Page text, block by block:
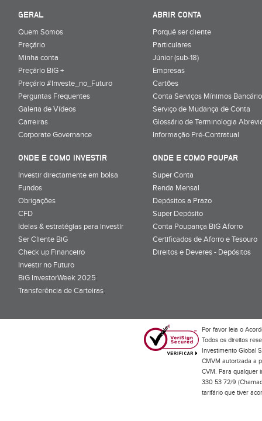
GERAL
Quem Somos
Preçário
Minha conta
Preçário BiG +
Preçário #Investe_no_Futuro
Perguntas Frequentes
Galeria de Vídeos
Carreiras
Corporate Governance
ABRIR CONTA
Porquê ser cliente
Particulares
Júnior (sub-18)
Empresas
Cartões
Conta Serviços Mínimos
Serviço de Mudança de Conta
Glossário de Terminologia
Informação Pré-Contratual
ONDE E COMO INVESTIR
Investir directamente em bolsa
Fundos
Obrigações
CFD
Ideias & estratégias para investir
Ser Cliente BiG
Check up Financeiro
Investir no Futuro
BiG InvestorWeek 2025;
Transferência de Carteiras;
ONDE E COMO POUPAR
Super Conta
Renda Mensal
Depósitos a Prazo
Super Depósito
Conta Poupança BiG Aforro
Certificados de Aforro e Tesouro
Direitos e Deveres - Depósitos
Por favor leia o
Todos os direitos
Investimento Global
CMVM autorizada a
CVM. Para qualquer
330 53 72/9
tarifário que tiver